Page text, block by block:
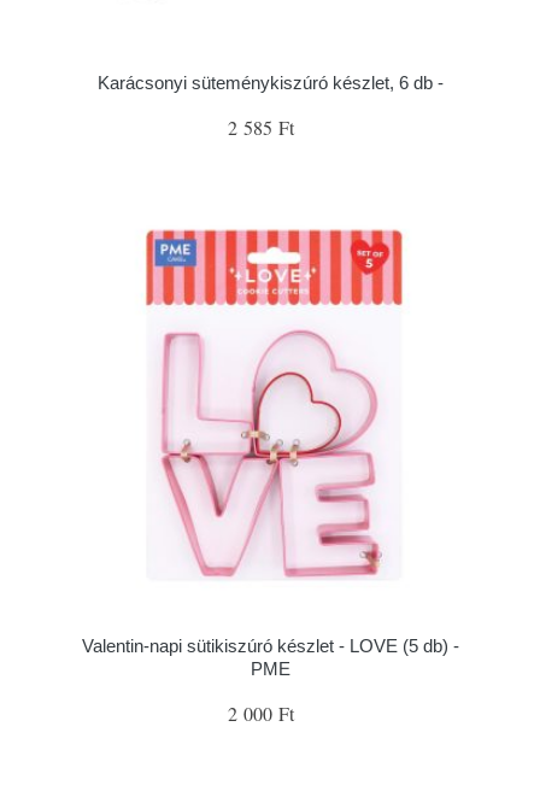
Karácsonyi süteménykiszúró készlet, 6 db -
2 585 Ft
Valentin-napi sütikiszúró készlet - LOVE (5 db) -
PME
2 000 Ft